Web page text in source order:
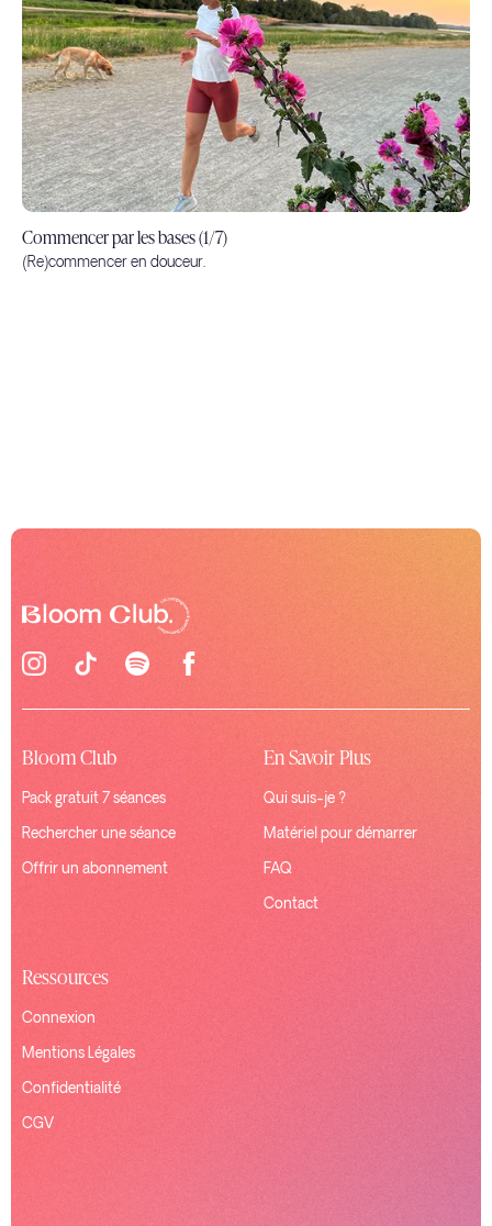
Commencer par les bases (1/7)
(Re)commencer en douceur.
Bloom Club
Pack gratuit 7 séances
Rechercher une séance
Offrir un abonnement
En Savoir Plus
Qui suis-je ?
Matériel pour démarrer
FAQ
Contact
Ressources
Connexion
Mentions Légales
Confidentialité
CGV